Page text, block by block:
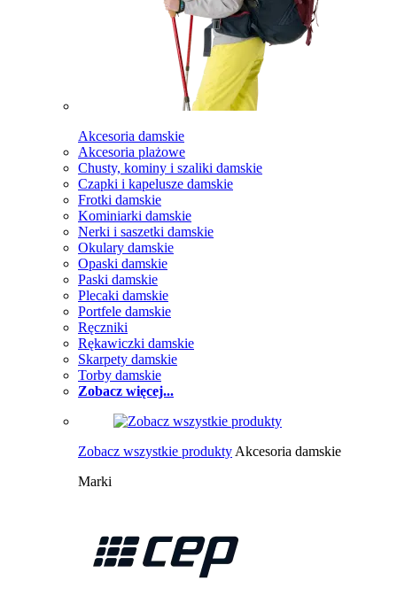
Akcesoria damskie
Akcesoria plażowe
Chusty, kominy i szaliki damskie
Czapki i kapelusze damskie
Frotki damskie
Kominiarki damskie
Nerki i saszetki damskie
Okulary damskie
Opaski damskie
Paski damskie
Plecaki damskie
Portfele damskie
Ręczniki
Rękawiczki damskie
Skarpety damskie
Torby damskie
Zobacz więcej...
Zobacz wszystkie produkty Akcesoria damskie
Marki